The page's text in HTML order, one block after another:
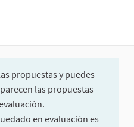
propuestas y puedes
las propuestas
en evaluación es